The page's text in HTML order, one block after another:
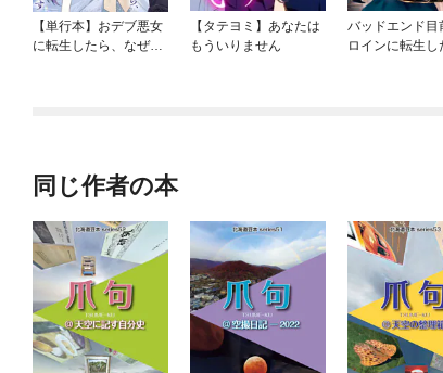
【単行本】おデブ悪女
に転生したら、なぜか
【タテヨミ】あなたは
もういりません
バッドエンド目
ロインに転生し
同じ作者の本